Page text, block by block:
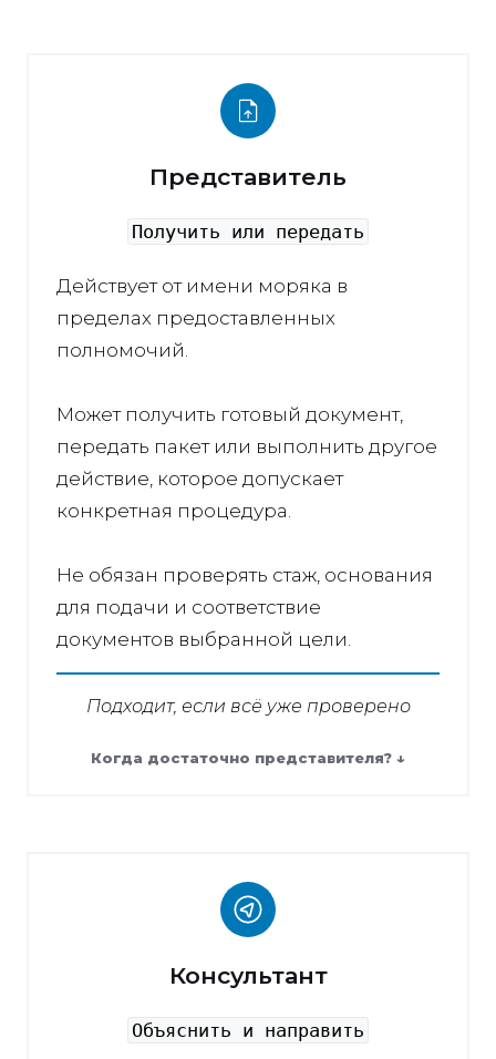
Представитель
Получить или передать
Действует от имени моряка в
пределах предоставленных
полномочий.
Может получить готовый документ,
передать пакет или выполнить другое
действие, которое допускает
конкретная процедура.
Не обязан проверять стаж, основания
для подачи и соответствие
документов выбранной цели.
Подходит, если всё уже проверено
Когда достаточно представителя? ↓
Консультант
Объяснить и направить